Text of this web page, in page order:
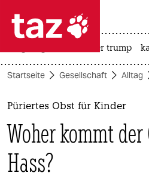
 taz zahl ich
taz zahl ich
themen
politik
öko
usa unter trump
Startseite Gesellschaft Alltag
Püriertes Obst für Kinder
Woher kommt
Hass?